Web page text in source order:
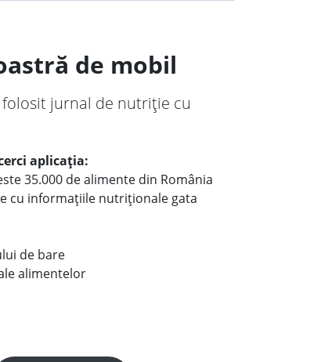
de mobil
folosit jurnal de nutriție cu
aplicația:
35.000 de alimente din România
cu informațiile nutriționale gata
de bare
alimentelor